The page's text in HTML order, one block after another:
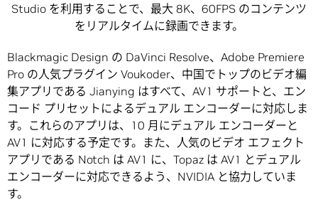
Studio を利用することで、最大 8K、60FPS のコンテンツ
をリアルタイムに録画できます。
Blackmagic Design の DaVinci Resolve、Adobe Premiere
Pro の人気プラグイン Voukoder、中国でトップのビデオ編
集アプリである Jianying はすべて、AV1 サポートと、エン
コード プリセットによるデュアル エンコーダーに対応しま
す。これらのアプリは、10 月にデュアル エンコーダーと
AV1 に対応する予定です。また、人気のビデオ エフェクト
アプリである Notch は AV1 に、Topaz は AV1 とデュアル
エンコーダーに対応できるよう、NVIDIA と協力していま
す。